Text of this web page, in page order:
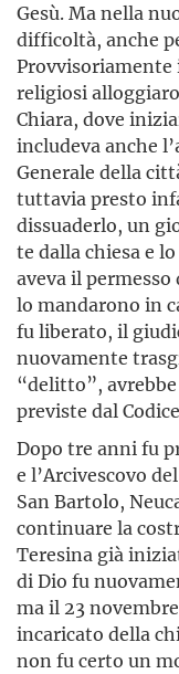
Gesù. Ma nella
difficoltà, anche
Provvisoriamente
religiosi
Chiara, dove
includeva anche
Generale della
tuttavia presto
dissuaderlo, un
te dalla chiesa e
aveva il
lo mandarono in
fu liberato, il
nuovamente
“delitto”,
previste dal
Dopo tre anni fu
e l’Arcivescovo
San Bartolo,
continuare la
Teresina già
di Dio fu
ma il 23
incaricato della
non fu certo un